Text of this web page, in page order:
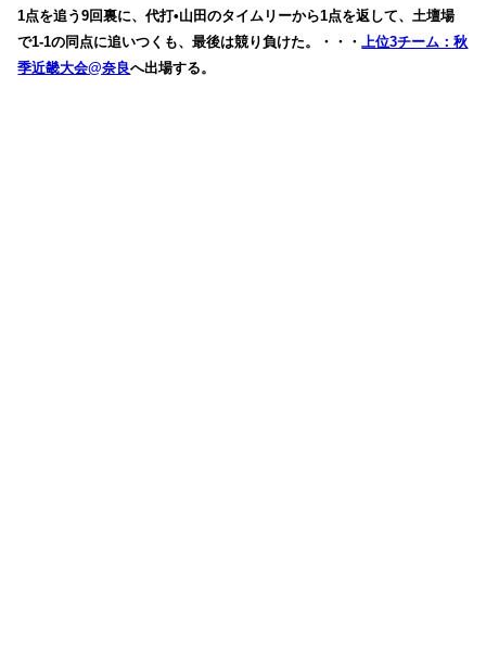
1点を追う9回裏に、代打•山田のタイムリーから1点を返して、土壇場
で1-1の同点に追いつくも、最後は競り負けた。・・・上位3チーム：秋
季近畿大会@奈良へ出場する。